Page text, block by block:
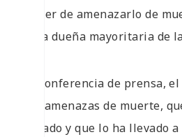
Ferrer de amenazarlo de
es la dueña mayoritaria de
En conferencia de prensa,
con amenazas de muerte,
negado y que lo ha llevado